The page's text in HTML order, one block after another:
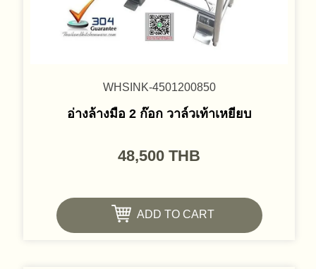
WHSINK-4501200850
อ่างล้างมือ 2 ก๊อก วาล์วเท้าเหยียบ
48,500 THB
ADD TO CART